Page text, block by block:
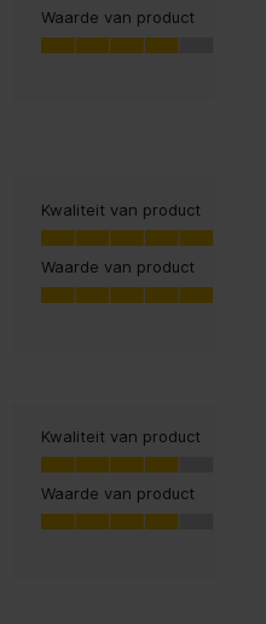
Waarde van product
Waarde van product, 4.0 van 5
Kwaliteit van product
Kwaliteit van product, 5.0 van 5
Waarde van product
Waarde van product, 5.0 van 5
Kwaliteit van product
Kwaliteit van product, 4.0 van 5
Waarde van product
Waarde van product, 4.0 van 5